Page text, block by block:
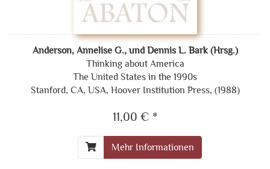
Anderson, Annelise G., und Dennis L. Bark (Hrsg.)
Thinking about America
The United States in the 1990s
Stanford, CA, USA, Hoover Institution Press, (1988)
11,00 € *
Mehr Informationen